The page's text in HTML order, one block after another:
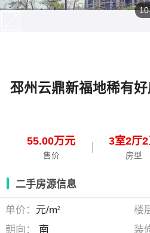
邳州云鼎新福地稀有
55.00万元
售价
3室2厅2
房型
二手房源信息
单价： 元/m2 楼
朝向：
南 装